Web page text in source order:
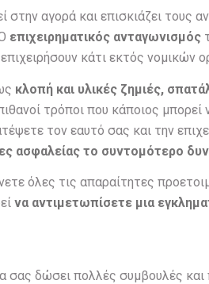
στην αγορά και επισκιάζει τους
επιχειρηματικός ανταγωνισμός
κάτι εκτός νομικών
κλοπή και υλικές ζημιές,
τρόποι που κάποιος
τον εαυτό σας και την
ασφαλείας το συντομότερο
όλες τις απαραίτητες
να αντιμετωπίσετε μια
σας δώσει πολλές συμβουλές και